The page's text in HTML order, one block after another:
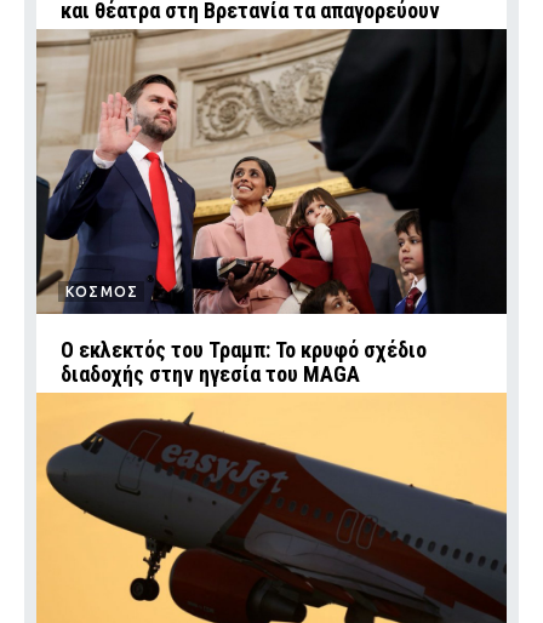
και θέατρα στη Βρετανία τα απαγορεύουν
ΚΟΣΜΟΣ
Ο εκλεκτός του Τραμπ: Το κρυφό σχέδιο
διαδοχής στην ηγεσία του MAGA